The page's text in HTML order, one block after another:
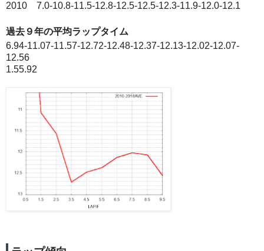
2010 7.0-10.8-11.5-12.8-12.5-12.5-12.3-11.9-12.0-12.1
過去９年の平均ラップタイム
6.94-11.07-11.57-12.72-12.48-12.37-12.13-12.02-12.07-
12.56
1.55.92